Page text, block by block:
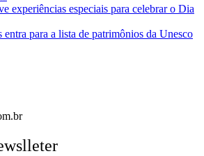
experiências especiais para celebrar o Dia
entra para a lista de patrimônios da Unesco